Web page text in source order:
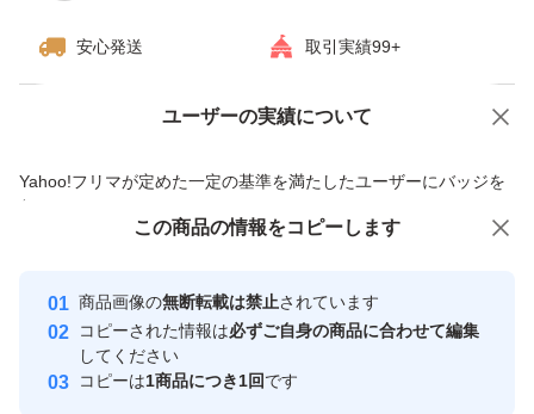
安心発送 取引実績99+
ユーザーの実績について
Yahoo!フリマが定めた一定の基準を満たしたユーザーにバッジを
付与しています
安心取引出品者
心・安全なユーザーです
取引実績
価格の相談 商品への質問
この商品の情報をコピーします
商品画像の無断転載は禁止されています
コピーされた情報は必ずご自身の商品に合わせて編集
してください
コピーは1商品につき1回です
この商品をみている人にオススメ